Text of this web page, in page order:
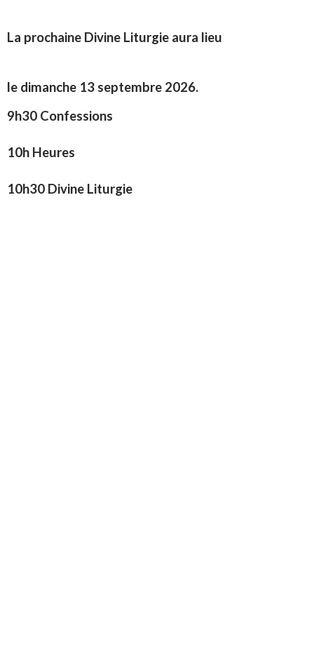
La prochaine Divine Liturgie aura lieu
le dimanche 13 septembre 2026.
9h30 Confessions
10h Heures
10h30 Divine Liturgie